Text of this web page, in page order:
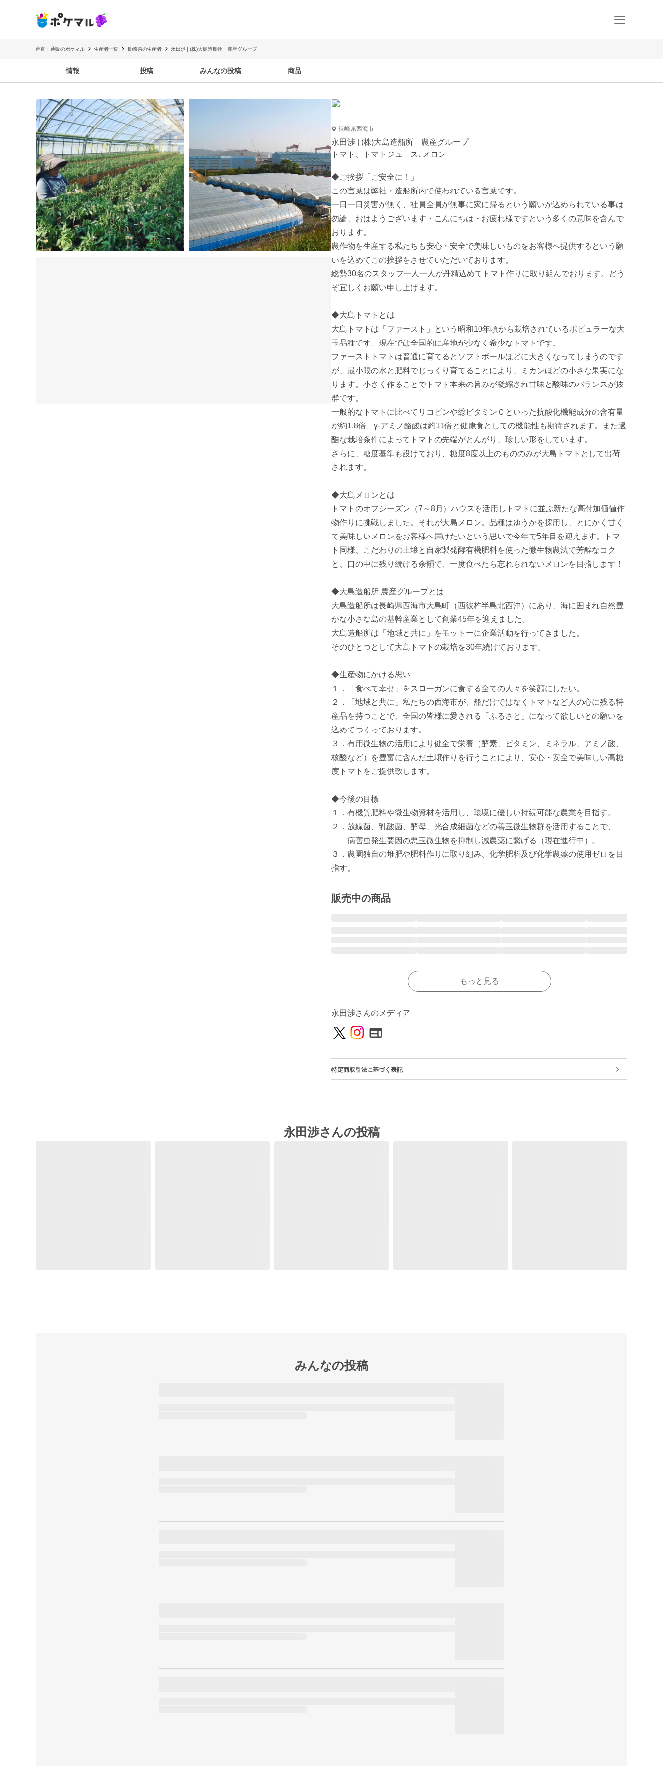
産直・通販のポケマル 生産者一覧 長崎県の生産者 永田渉 | (株)大島造船所 農産グループ
情報 投稿 みんなの投稿 商品
長崎県西海市
永田渉 | (株)大島造船所 農産グループ
トマト、トマトジュース､メロン
◆ご挨拶「ご安全に！」
この言葉は弊社・造船所内で使われている言葉です。
一日一日災害が無く、社員全員が無事に家に帰るという願いが込められている事は
勿論、おはようございます・こんにちは・お疲れ様ですという多くの意味を含んで
おります。
農作物を生産する私たちも安心・安全で美味しいものをお客様へ提供するという願
いを込めてこの挨拶をさせていただいております。
総勢30名のスタッフ一人一人が丹精込めてトマト作りに取り組んでおります。どう
ぞ宜しくお願い申し上げます。
◆大島トマトとは
大島トマトは「ファースト」という昭和10年頃から栽培されているポピュラーな大
玉品種です。現在では全国的に産地が少なく希少なトマトです。
ファーストトマトは普通に育てるとソフトボールほどに大きくなってしまうのです
が、最小限の水と肥料でじっくり育てることにより、ミカンほどの小さな果実にな
ります。小さく作ることでトマト本来の旨みが凝縮され甘味と酸味のバランスが抜
群です。
一般的なトマトに比べてリコピンや総ビタミンＣといった抗酸化機能成分の含有量
が約1.8倍、γ-アミノ酪酸は約11倍と健康食としての機能性も期待されます。また過
酷な栽培条件によってトマトの先端がとんがり、珍しい形をしています。
さらに、糖度基準も設けており、糖度8度以上のもののみが大島トマトとして出荷
されます。
◆大島メロンとは
トマトのオフシーズン（7～8月）ハウスを活用しトマトに並ぶ新たな高付加価値作
物作りに挑戦しました。それが大島メロン。品種はゆうかを採用し、とにかく甘く
て美味しいメロンをお客様へ届けたいという思いで今年で5年目を迎えます。トマ
ト同様、こだわりの土壌と自家製発酵有機肥料を使った微生物農法で芳醇なコク
と、口の中に残り続ける余韻で、一度食べたら忘れられないメロンを目指します！
◆大島造船所 農産グループとは
大島造船所は長崎県西海市大島町（西彼杵半島北西沖）にあり、海に囲まれ自然豊
かな小さな島の基幹産業として創業45年を迎えました。
大島造船所は「地域と共に」をモットーに企業活動を行ってきました。
そのひとつとして大島トマトの栽培を30年続けております。
◆生産物にかける思い
１．「食べて幸せ」をスローガンに食する全ての人々を笑顔にしたい。
２．「地域と共に」私たちの西海市が、船だけではなくトマトなど人の心に残る特
産品を持つことで、全国の皆様に愛される「ふるさと」になって欲しいとの願いを
込めてつくっております。
３．有用微生物の活用により健全で栄養（酵素、ビタミン、ミネラル、アミノ酸、
核酸など）を豊富に含んだ土壌作りを行うことにより、安心・安全で美味しい高糖
度トマトをご提供致します。
◆今後の目標
１．有機質肥料や微生物資材を活用し、環境に優しい持続可能な農業を目指す。
２．放線菌、乳酸菌、酵母、光合成細菌などの善玉微生物群を活用することで、
病害虫発生要因の悪玉微生物を抑制し減農薬に繋げる（現在進行中）。
３．農園独自の堆肥や肥料作りに取り組み、化学肥料及び化学農薬の使用ゼロを目
指す。
販売中の商品
もっと見る
永田渉さんのメディア
特定商取引法に基づく表記
永田渉さんの投稿
みんなの投稿